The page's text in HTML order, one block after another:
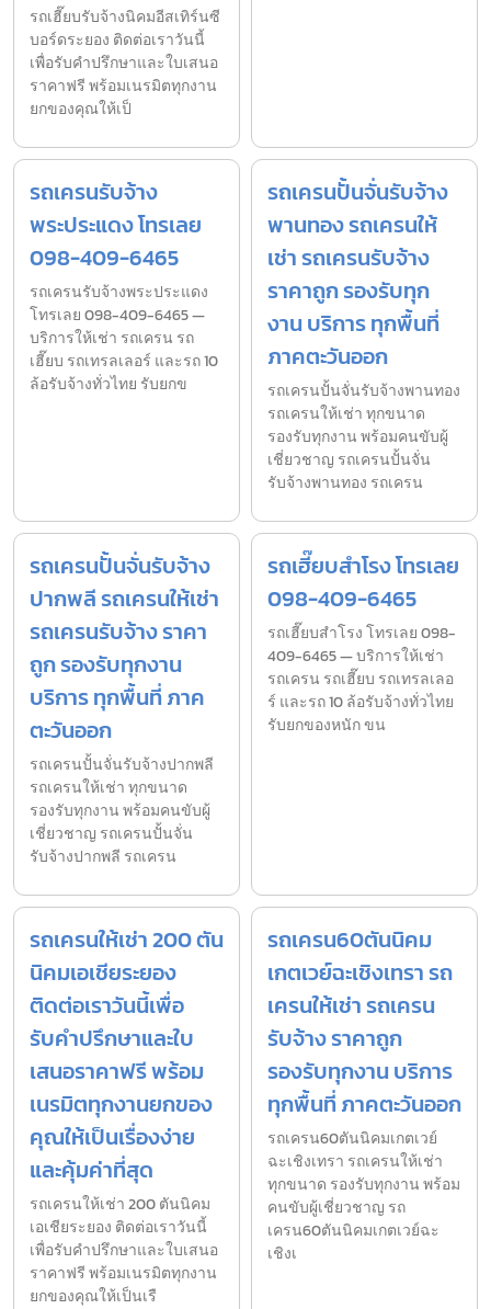
รถเฮี๊ยบรับจ้างนิคมอีสเทิร์นซี
บอร์ดระยอง ติดต่อเราวันนี้
เพื่อรับคำปรึกษาและใบเสนอ
ราคาฟรี พร้อมเนรมิตทุกงาน
ยกของคุณให้เป็
รถเครนรับจ้าง
พระประแดง โทรเลย
098-409-6465
รถเครนรับจ้างพระประแดง
โทรเลย 098-409-6465 —
บริการให้เช่า รถเครน รถ
เฮี๊ยบ รถเทรลเลอร์ และรถ 10
ล้อรับจ้างทั่วไทย รับยกข
รถเครนปั้นจั่นรับจ้าง
พานทอง รถเครนให้
เช่า รถเครนรับจ้าง
ราคาถูก รองรับทุก
งาน บริการ ทุกพื้นที่
ภาคตะวันออก
รถเครนปั้นจั่นรับจ้างพานทอง
รถเครนให้เช่า ทุกขนาด
รองรับทุกงาน พร้อมคนขับผู้
เชี่ยวชาญ รถเครนปั้นจั่น
รับจ้างพานทอง รถเครน
รถเครนปั้นจั่นรับจ้าง
ปากพลี รถเครนให้เช่า
รถเครนรับจ้าง ราคา
ถูก รองรับทุกงาน
บริการ ทุกพื้นที่ ภาค
ตะวันออก
รถเครนปั้นจั่นรับจ้างปากพลี
รถเครนให้เช่า ทุกขนาด
รองรับทุกงาน พร้อมคนขับผู้
เชี่ยวชาญ รถเครนปั้นจั่น
รับจ้างปากพลี รถเครน
รถเฮี๊ยบสำโรง โทรเลย
098-409-6465
รถเฮี๊ยบสำโรง โทรเลย 098-
409-6465 — บริการให้เช่า
รถเครน รถเฮี๊ยบ รถเทรลเลอ
ร์ และรถ 10 ล้อรับจ้างทั่วไทย
รับยกของหนัก ขน
รถเครนให้เช่า 200 ตัน
นิคมเอเชียระยอง
ติดต่อเราวันนี้เพื่อ
รับคำปรึกษาและใบ
เสนอราคาฟรี พร้อม
เนรมิตทุกงานยกของ
คุณให้เป็นเรื่องง่าย
และคุ้มค่าที่สุด
รถเครนให้เช่า 200 ตันนิคม
เอเชียระยอง ติดต่อเราวันนี้
เพื่อรับคำปรึกษาและใบเสนอ
ราคาฟรี พร้อมเนรมิตทุกงาน
ยกของคุณให้เป็นเรื
รถเครน60ตันนิคม
เกตเวย์ฉะเชิงเทรา รถ
เครนให้เช่า รถเครน
รับจ้าง ราคาถูก
รองรับทุกงาน บริการ
ทุกพื้นที่ ภาคตะวันออก
รถเครน60ตันนิคมเกตเวย์
ฉะเชิงเทรา รถเครนให้เช่า
ทุกขนาด รองรับทุกงาน พร้อม
คนขับผู้เชี่ยวชาญ รถ
เครน60ตันนิคมเกตเวย์ฉะ
เชิงเ